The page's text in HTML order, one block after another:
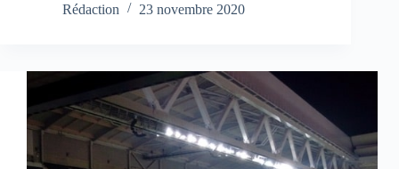
Rédaction
23 novembre 2020